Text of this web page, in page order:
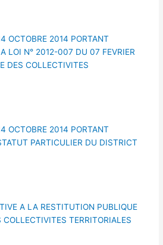
OCTOBRE 2014 PORTANT
LOI N° 2012-007 DU 07 FEVRIER
DES COLLECTIVITES
OCTOBRE 2014 PORTANT
PARTICULIER DU DISTRICT
A LA RESTITUTION PUBLIQUE
COLLECTIVITES TERRITORIALES